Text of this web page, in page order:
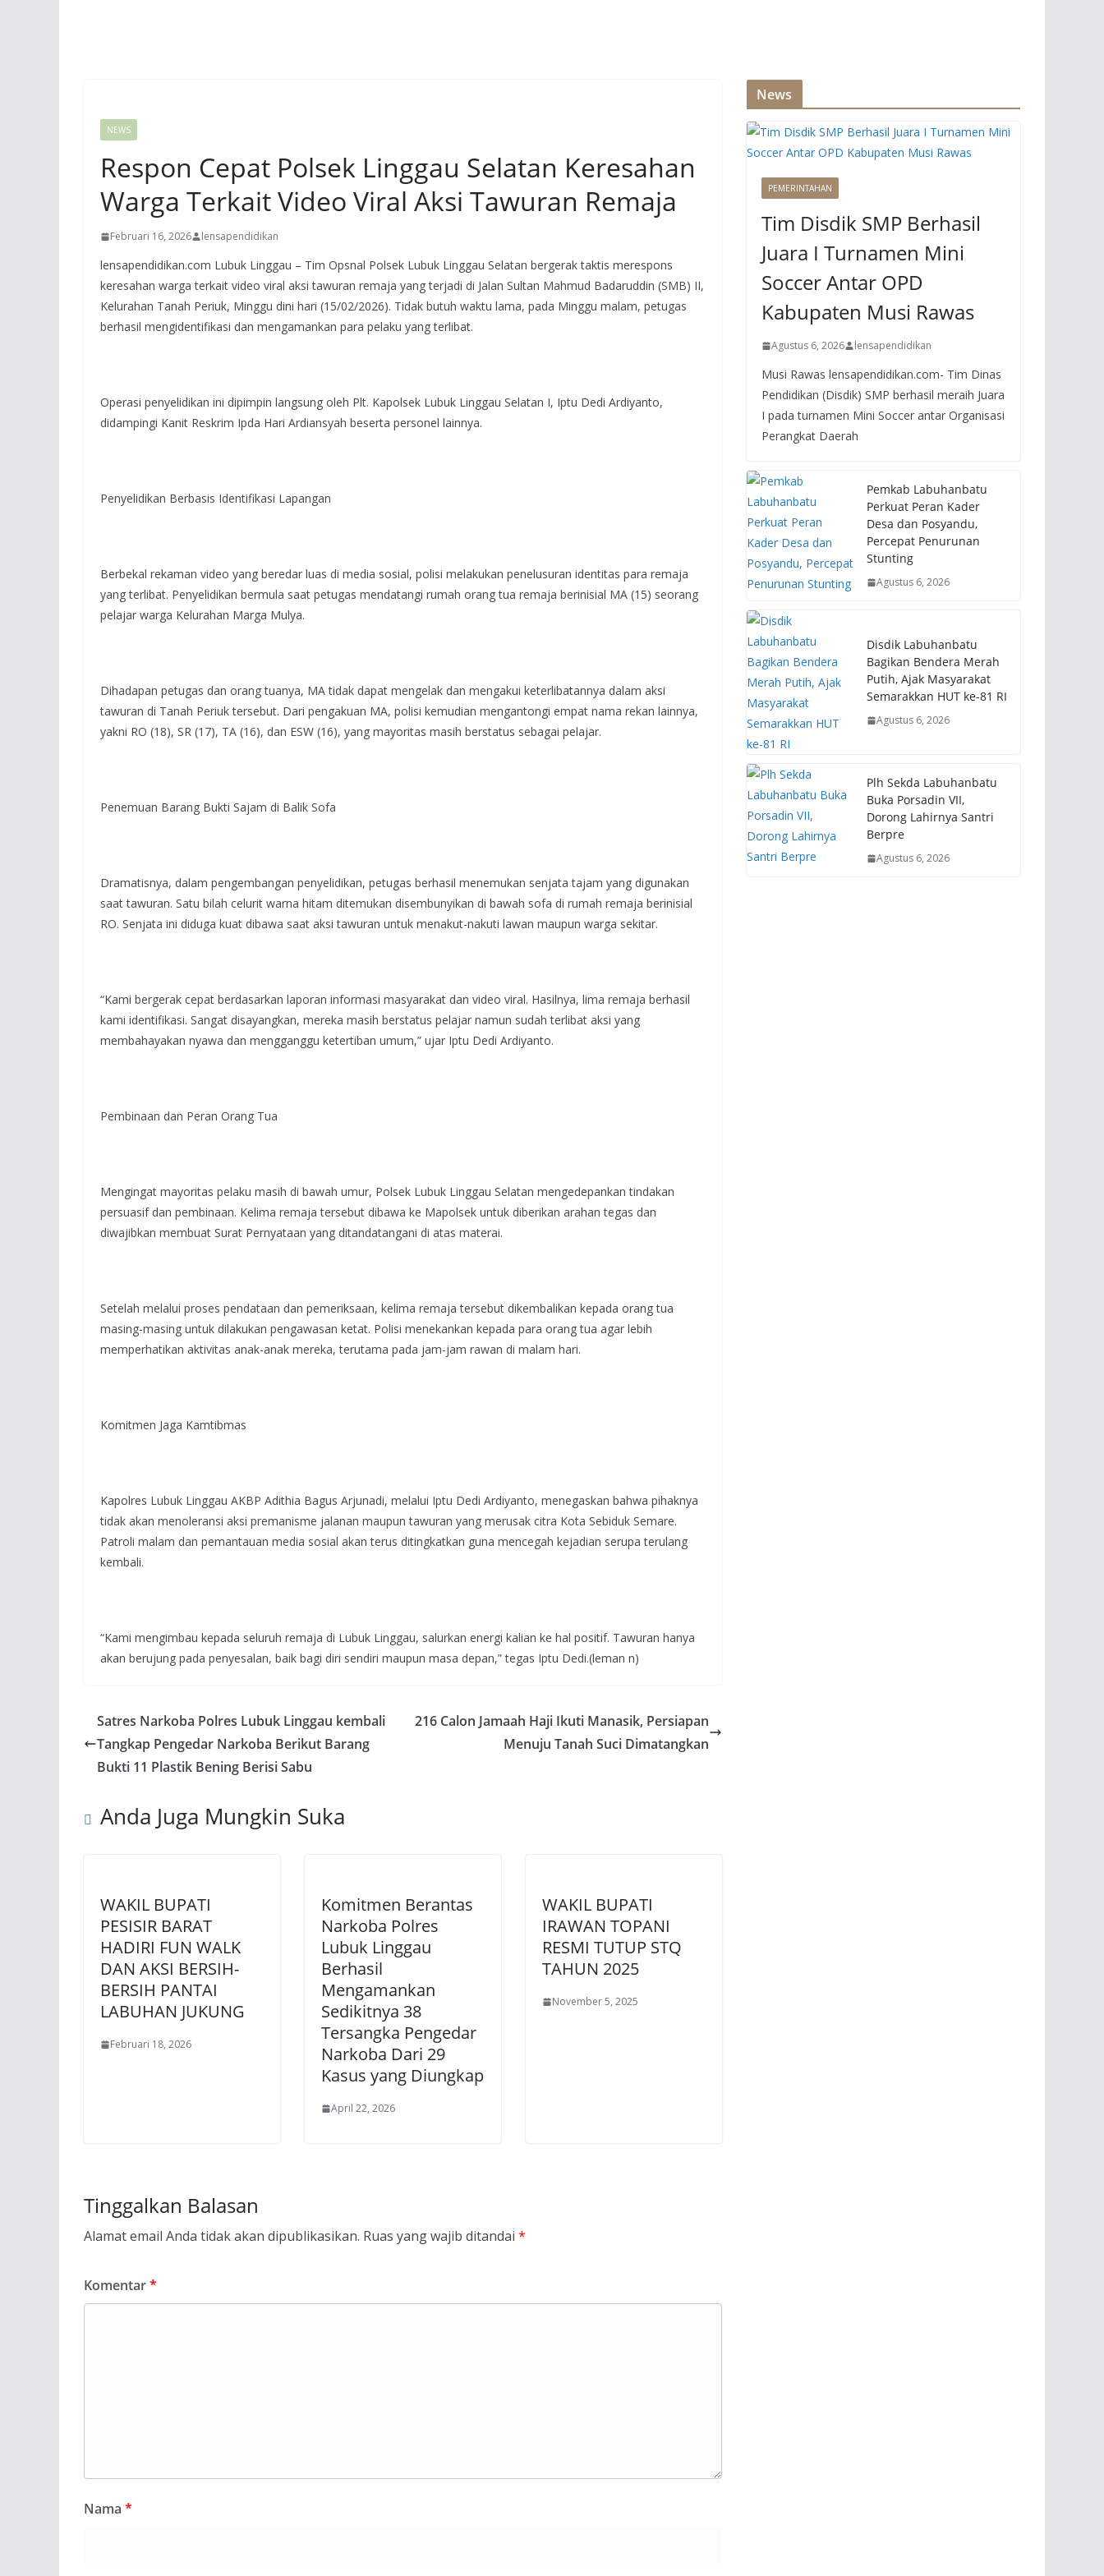
NEWS
Respon Cepat Polsek Linggau Selatan Keresahan
Warga Terkait Video Viral Aksi Tawuran Remaja
Februari 16, 2026 lensapendidikan
lensapendidikan.com Lubuk Linggau – Tim Opsnal Polsek Lubuk Linggau Selatan bergerak taktis merespons
keresahan warga terkait video viral aksi tawuran remaja yang terjadi di Jalan Sultan Mahmud Badaruddin (SMB) II,
Kelurahan Tanah Periuk, Minggu dini hari (15/02/2026). Tidak butuh waktu lama, pada Minggu malam, petugas
berhasil mengidentifikasi dan mengamankan para pelaku yang terlibat.
Operasi penyelidikan ini dipimpin langsung oleh Plt. Kapolsek Lubuk Linggau Selatan I, Iptu Dedi Ardiyanto,
didampingi Kanit Reskrim Ipda Hari Ardiansyah beserta personel lainnya.
Penyelidikan Berbasis Identifikasi Lapangan
Berbekal rekaman video yang beredar luas di media sosial, polisi melakukan penelusuran identitas para remaja
yang terlibat. Penyelidikan bermula saat petugas mendatangi rumah orang tua remaja berinisial MA (15) seorang
pelajar warga Kelurahan Marga Mulya.
Dihadapan petugas dan orang tuanya, MA tidak dapat mengelak dan mengakui keterlibatannya dalam aksi
tawuran di Tanah Periuk tersebut. Dari pengakuan MA, polisi kemudian mengantongi empat nama rekan lainnya,
yakni RO (18), SR (17), TA (16), dan ESW (16), yang mayoritas masih berstatus sebagai pelajar.
Penemuan Barang Bukti Sajam di Balik Sofa
Dramatisnya, dalam pengembangan penyelidikan, petugas berhasil menemukan senjata tajam yang digunakan
saat tawuran. Satu bilah celurit warna hitam ditemukan disembunyikan di bawah sofa di rumah remaja berinisial
RO. Senjata ini diduga kuat dibawa saat aksi tawuran untuk menakut-nakuti lawan maupun warga sekitar.
“Kami bergerak cepat berdasarkan laporan informasi masyarakat dan video viral. Hasilnya, lima remaja berhasil
kami identifikasi. Sangat disayangkan, mereka masih berstatus pelajar namun sudah terlibat aksi yang
membahayakan nyawa dan mengganggu ketertiban umum,” ujar Iptu Dedi Ardiyanto.
Pembinaan dan Peran Orang Tua
Mengingat mayoritas pelaku masih di bawah umur, Polsek Lubuk Linggau Selatan mengedepankan tindakan
persuasif dan pembinaan. Kelima remaja tersebut dibawa ke Mapolsek untuk diberikan arahan tegas dan
diwajibkan membuat Surat Pernyataan yang ditandatangani di atas materai.
Setelah melalui proses pendataan dan pemeriksaan, kelima remaja tersebut dikembalikan kepada orang tua
masing-masing untuk dilakukan pengawasan ketat. Polisi menekankan kepada para orang tua agar lebih
memperhatikan aktivitas anak-anak mereka, terutama pada jam-jam rawan di malam hari.
Komitmen Jaga Kamtibmas
Kapolres Lubuk Linggau AKBP Adithia Bagus Arjunadi, melalui Iptu Dedi Ardiyanto, menegaskan bahwa pihaknya
tidak akan menoleransi aksi premanisme jalanan maupun tawuran yang merusak citra Kota Sebiduk Semare.
Patroli malam dan pemantauan media sosial akan terus ditingkatkan guna mencegah kejadian serupa terulang
kembali.
“Kami mengimbau kepada seluruh remaja di Lubuk Linggau, salurkan energi kalian ke hal positif. Tawuran hanya
akan berujung pada penyesalan, baik bagi diri sendiri maupun masa depan,” tegas Iptu Dedi.(leman n)
Satres Narkoba Polres Lubuk Linggau kembali
Tangkap Pengedar Narkoba Berikut Barang
Bukti 11 Plastik Bening Berisi Sabu
216 Calon Jamaah Haji Ikuti Manasik, Persiapan
Menuju Tanah Suci Dimatangkan
Anda Juga Mungkin Suka
WAKIL BUPATI
PESISIR BARAT
HADIRI FUN WALK
DAN AKSI BERSIH-
BERSIH PANTAI
LABUHAN JUKUNG
Februari 18, 2026
Komitmen Berantas
Narkoba Polres
Lubuk Linggau
Berhasil
Mengamankan
Sedikitnya 38
Tersangka Pengedar
Narkoba Dari 29
Kasus yang Diungkap
April 22, 2026
WAKIL BUPATI
IRAWAN TOPANI
RESMI TUTUP STQ
TAHUN 2025
November 5, 2025
Tinggalkan Balasan
Alamat email Anda tidak akan dipublikasikan. Ruas yang wajib ditandai *
Komentar*
Nama *
News
PEMERINTAHAN
Tim Disdik SMP Berhasil
Juara I Turnamen Mini
Soccer Antar OPD
Kabupaten Musi Rawas
Agustus 6, 2026 lensapendidikan
Musi Rawas lensapendidikan.com- Tim Dinas
Pendidikan (Disdik) SMP berhasil meraih Juara
I pada turnamen Mini Soccer antar Organisasi
Perangkat Daerah
Pemkab Labuhanbatu
Perkuat Peran Kader
Desa dan Posyandu,
Percepat Penurunan
Stunting
Agustus 6, 2026
Disdik Labuhanbatu
Bagikan Bendera Merah
Putih, Ajak Masyarakat
Semarakkan HUT ke-81 RI
Agustus 6, 2026
Plh Sekda Labuhanbatu
Buka Porsadin VII,
Dorong Lahirnya Santri
Berpre
Agustus 6, 2026